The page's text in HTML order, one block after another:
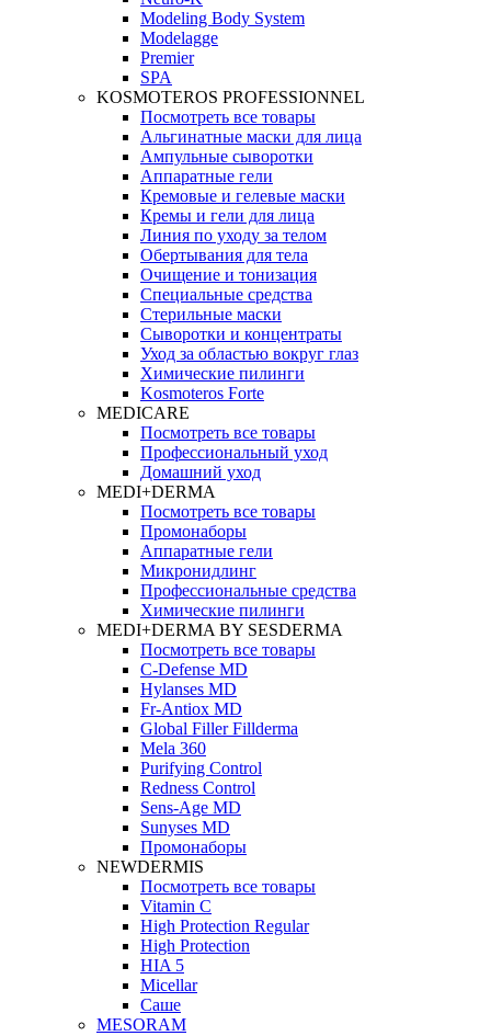
Modeling Body System
Modelagge
Premier
SPA
KOSMOTEROS PROFESSIONNEL
Посмотреть все товары
Альгинатные маски для лица
Ампульные сыворотки
Аппаратные гели
Кремовые и гелевые маски
Кремы и гели для лица
Линия по уходу за телом
Обертывания для тела
Очищение и тонизация
Специальные средства
Стерильные маски
Сыворотки и концентраты
Уход за областью вокруг глаз
Химические пилинги
Kosmoteros Forte
MEDICARE
Посмотреть все товары
Профессиональный уход
Домашний уход
MEDI+DERMA
Посмотреть все товары
Промонаборы
Аппаратные гели
Микронидлинг
Профессиональные средства
Химические пилинги
MEDI+DERMA BY SESDERMA
Посмотреть все товары
C-Defense MD
Hylanses MD
Fr‑Antiox MD
Global Filler Fillderma
Mela 360
Purifying Control
Redness Control
Sens-Age MD
Sunyses MD
Промонаборы
NEWDERMIS
Посмотреть все товары
Vitamin C
High Protection Regular
High Protection
HIA 5
Micellar
Саше
MESORAM